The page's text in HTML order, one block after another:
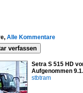
Alle Kommentare
verfassen
Setra S 515 HD
Aufgenommen
stbtram